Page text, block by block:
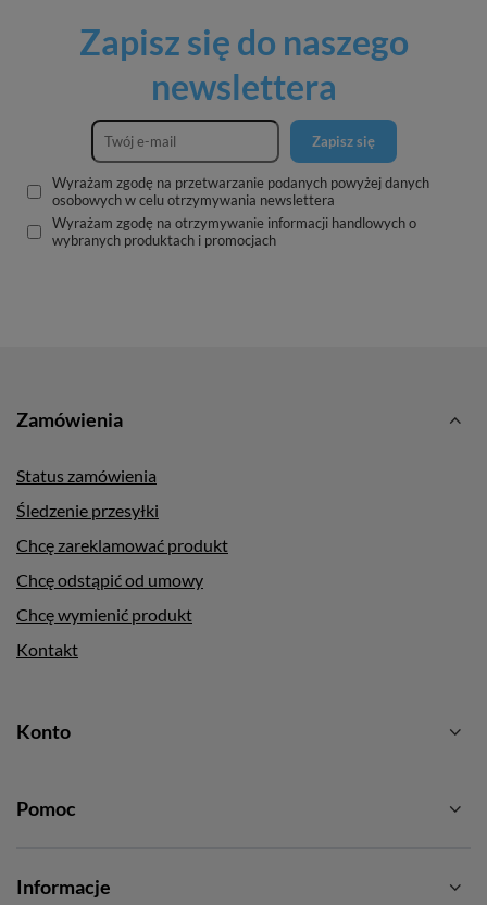
Zapisz się do naszego
newslettera
Zapisz się
Wyrażam zgodę na przetwarzanie podanych powyżej danych
osobowych w celu otrzymywania newslettera
Wyrażam zgodę na otrzymywanie informacji handlowych o
wybranych produktach i promocjach
Zamówienia
Status zamówienia
Śledzenie przesyłki
Chcę zareklamować produkt
Chcę odstąpić od umowy
Chcę wymienić produkt
Kontakt
Konto
Pomoc
Informacje